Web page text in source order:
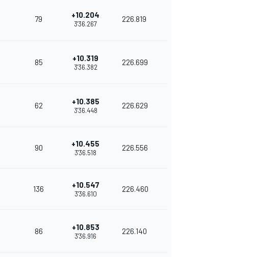
79 +10.204
3'36.267
226.819
85 +10.319
3'36.382
226.699
62 +10.385
3'36.448
226.629
90 +10.455
3'36.518
226.556
136 +10.547
3'36.610
226.460
86 +10.853
3'36.916
226.140